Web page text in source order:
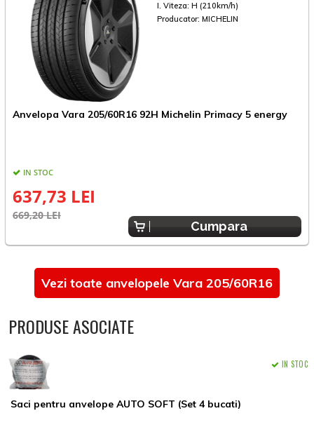
I. Viteza: H (210km/h)
Producator: MICHELIN
Anvelopa Vara 205/60R16 92H Michelin Primacy 5 energy
IN STOC
637,73 LEI
669,20 LEI
Cumpara
Vezi toate anvelopele Vara 205/60R16
PRODUSE ASOCIATE
Saci pentru anvelope AUTO SOFT (Set 4 bucati)
IN STOC